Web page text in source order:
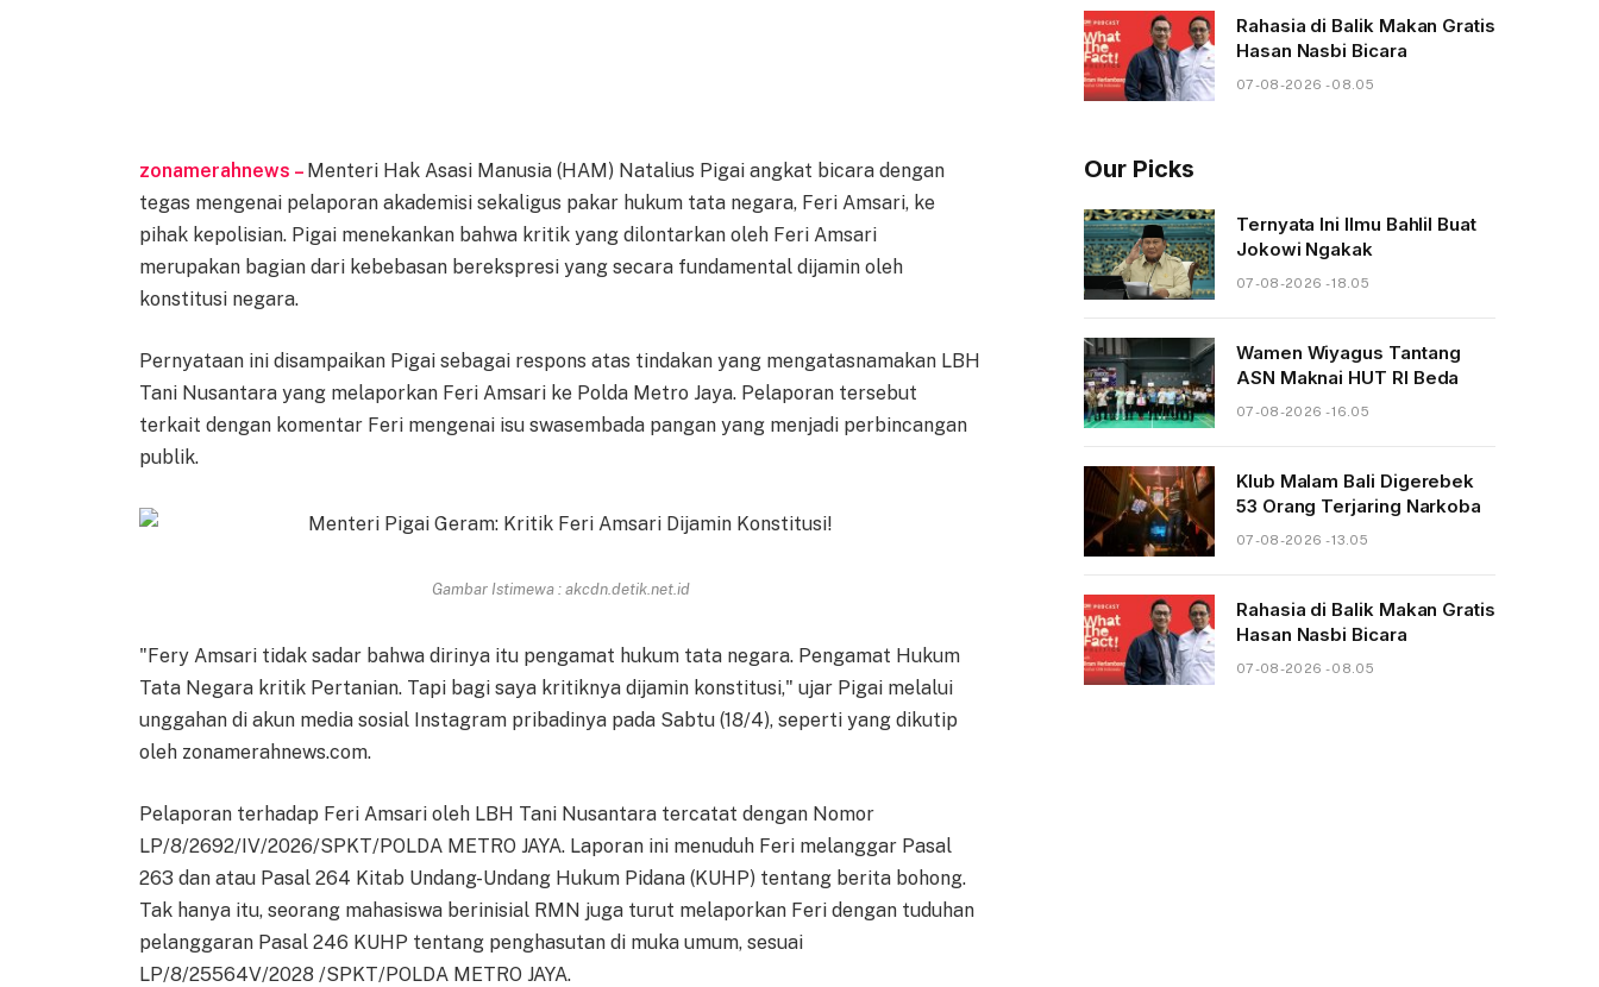
zonamerahnews – Menteri Hak Asasi Manusia (HAM) Natalius Pigai angkat bicara dengan
tegas mengenai pelaporan akademisi sekaligus pakar hukum tata negara, Feri Amsari, ke
pihak kepolisian. Pigai menekankan bahwa kritik yang dilontarkan oleh Feri Amsari
merupakan bagian dari kebebasan berekspresi yang secara fundamental dijamin oleh
konstitusi negara.
Pernyataan ini disampaikan Pigai sebagai respons atas tindakan yang mengatasnamakan LBH
Tani Nusantara yang melaporkan Feri Amsari ke Polda Metro Jaya. Pelaporan tersebut
terkait dengan komentar Feri mengenai isu swasembada pangan yang menjadi perbincangan
publik.
Gambar Istimewa : akcdn.detik.net.id
"Fery Amsari tidak sadar bahwa dirinya itu pengamat hukum tata negara. Pengamat Hukum
Tata Negara kritik Pertanian. Tapi bagi saya kritiknya dijamin konstitusi," ujar Pigai melalui
unggahan di akun media sosial Instagram pribadinya pada Sabtu (18/4), seperti yang dikutip
oleh zonamerahnews.com.
Pelaporan terhadap Feri Amsari oleh LBH Tani Nusantara tercatat dengan Nomor
LP/8/2692/IV/2026/SPKT/POLDA METRO JAYA. Laporan ini menuduh Feri melanggar Pasal
263 dan atau Pasal 264 Kitab Undang-Undang Hukum Pidana (KUHP) tentang berita bohong.
Tak hanya itu, seorang mahasiswa berinisial RMN juga turut melaporkan Feri dengan tuduhan
pelanggaran Pasal 246 KUHP tentang penghasutan di muka umum, sesuai
LP/8/25564V/2028 /SPKT/POLDA METRO JAYA.
Rahasia di Balik Makan Gratis
Hasan Nasbi Bicara
07-08-2026 - 08.05
Our Picks
Ternyata Ini Ilmu Bahlil Buat
Jokowi Ngakak
07-08-2026 - 18.05
Wamen Wiyagus Tantang
ASN Maknai HUT RI Beda
07-08-2026 - 16.05
Klub Malam Bali Digerebek
53 Orang Terjaring Narkoba
07-08-2026 - 13.05
Rahasia di Balik Makan Gratis
Hasan Nasbi Bicara
07-08-2026 - 08.05